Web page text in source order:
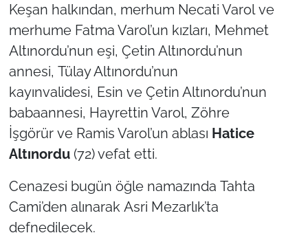
Keşan halkından, merhum Necati Varol ve
merhume Fatma Varol’un kızları, Mehmet
Altınordu’nun eşi, Çetin Altınordu’nun
annesi, Tülay Altınordu’nun
kayınvalidesi, Esin ve Çetin Altınordu’nun
babaannesi, Hayrettin Varol, Zöhre
İşgörür ve Ramis Varol’un ablası Hatice
Altınordu(72) vefat etti.
Cenazesi bugün öğle namazında Tahta
Cami’den alınarak Asri Mezarlık’ta
defnedilecek.
ÇANAKKALE
TÜRKİYE
Bölge
Güvenlik
Politika
Flaş Haber